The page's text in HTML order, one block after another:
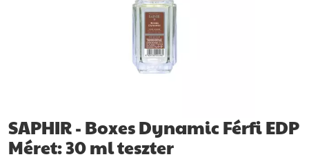
SAPHIR - Boxes Dynamic Férfi EDP
Méret: 30 ml teszter